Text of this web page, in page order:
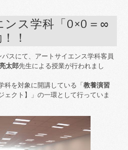
ンス学科「0×0＝∞
！
スにて、アートサイエンス学科客員
太郎先生による授業が行われまし
科を対象に開講している「教養演習
ェクト】」の一環として行っていま